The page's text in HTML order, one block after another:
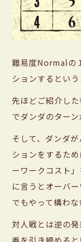
難易度Normalの
ションするという
先ほどご紹介し
でダンダのターン
そして、ダンダ
ションをするた
ーワークコスト
に言うとオーバ
でもやって構わな
対人戦とは逆の